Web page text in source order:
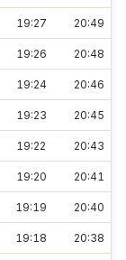
19:27 20:49
19:26 20:48
19:24 20:46
19:23 20:45
19:22 20:43
19:20 20:41
19:19 20:40
19:18 20:38